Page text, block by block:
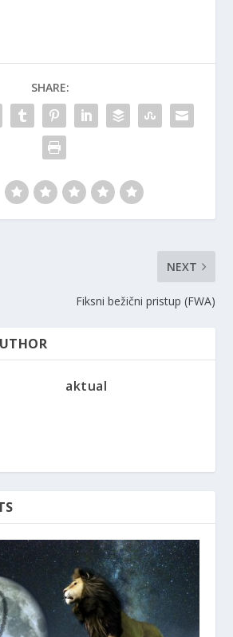
SHARE:
NEXT
Fiksni bežični pristup (FWA)
aktual